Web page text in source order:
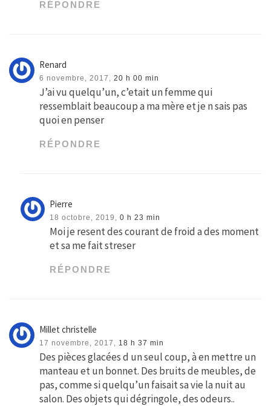
RÉPONDRE
Renard
6 novembre, 2017, 20 h 00 min
J’ai vu quelqu’un, c’etait un femme qui
ressemblait beaucoup a ma mère et je n sais pas
quoi en penser
RÉPONDRE
Pierre
18 octobre, 2019, 0 h 23 min
Moi je resent des courant de froid a des moment
et sa me fait streser
RÉPONDRE
Millet christelle
17 novembre, 2017, 18 h 37 min
Des pièces glacées d un seul coup, à en mettre un
manteau et un bonnet. Des bruits de meubles, de
pas, comme si quelqu’un faisait sa vie la nuit au
salon. Des objets qui dégringole, des odeurs..